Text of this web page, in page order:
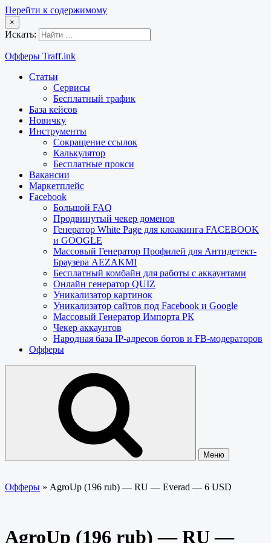
Перейти к содержимому
×
Искать:
Офферы Traff.ink
Статьи
Сервисы
Бесплатный трафик
База кейсов
Новичку
Инструменты
Сокращение ссылок
Калькулятор
Бесплатные прокси
Вакансии
Маркетплейс
Facebook
Большой FAQ
Продвинутый чекер доменов
Генератор White Page для клоакинга FACEBOOK
и GOOGLE
Массовый Генератор Профилей для Антидетект-
Браузера AEZAKMI
Бесплатный комбайн для работы с аккаунтами
Онлайн генератор QUIZ
Уникализатор картинок
Уникализатор сайтов под Facebook и Google
Массовый Генератор Импорта РК
Чекер аккаунтов
Народная база IP-адресов ботов и FB-модераторов
Офферы
Меню
Офферы » AgroUp (196 rub) — RU — Everad — 6 USD
AgroUp (196 rub) — RU —